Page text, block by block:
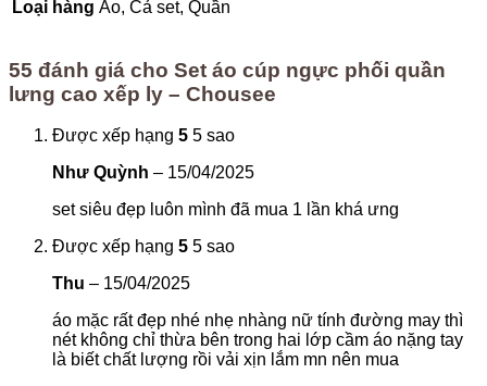
Loại hàng Áo, Cả set, Quần
55 đánh giá cho Set áo cúp ngực phối quần
lưng cao xếp ly – Chousee
Được xếp hạng 5 5 sao
Như Quỳnh – 15/04/2025
set siêu đẹp luôn mình đã mua 1 lần khá ưng
Được xếp hạng 5 5 sao
Thu – 15/04/2025
áo mặc rất đẹp nhé nhẹ nhàng nữ tính đường may thì
nét không chỉ thừa bên trong hai lớp cầm áo nặng tay
là biết chất lượng rồi vải xịn lắm mn nên mua